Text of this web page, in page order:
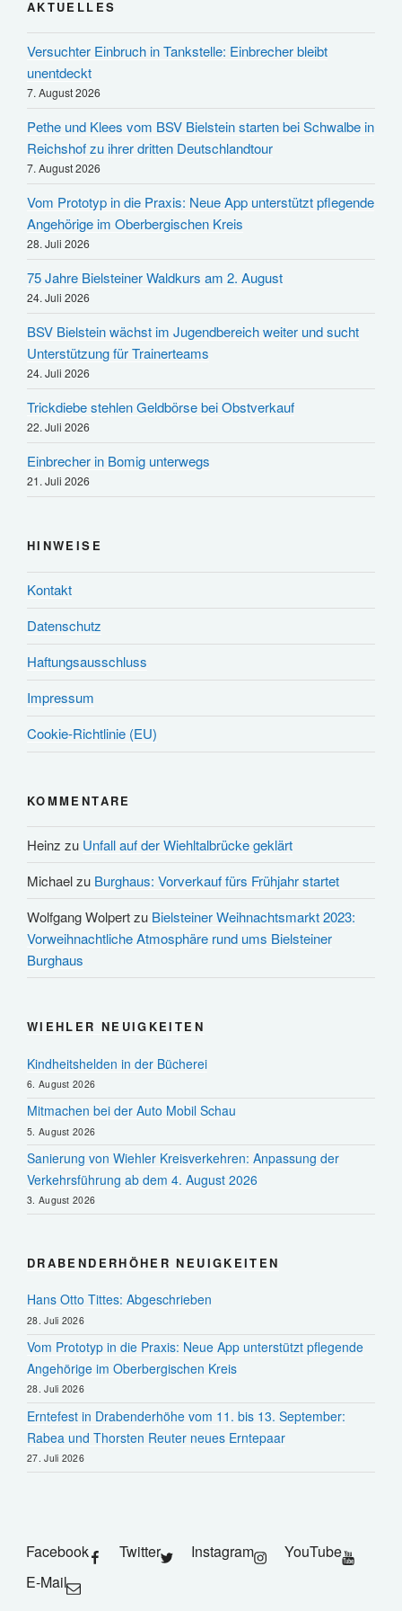
AKTUELLES
Versuchter Einbruch in Tankstelle: Einbrecher bleibt
unentdeckt
7. August 2026
Pethe und Klees vom BSV Bielstein starten bei Schwalbe in
Reichshof zu ihrer dritten Deutschlandtour
7. August 2026
Vom Prototyp in die Praxis: Neue App unterstützt pflegende
Angehörige im Oberbergischen Kreis
28. Juli 2026
75 Jahre Bielsteiner Waldkurs am 2. August
24. Juli 2026
BSV Bielstein wächst im Jugendbereich weiter und sucht
Unterstützung für Trainerteams
24. Juli 2026
Trickdiebe stehlen Geldbörse bei Obstverkauf
22. Juli 2026
Einbrecher in Bomig unterwegs
21. Juli 2026
HINWEISE
Kontakt
Datenschutz
Haftungsausschluss
Impressum
Cookie-Richtlinie (EU)
KOMMENTARE
Heinz zu Unfall auf der Wiehltalbrücke geklärt
Michaelzu Burghaus: Vorverkauf fürs Frühjahr startet
Wolfgang Wolpertzu Bielsteiner Weihnachtsmarkt 2023:
Vorweihnachtliche Atmosphäre rund ums Bielsteiner
Burghaus
WIEHLER NEUIGKEITEN
Kindheitshelden in der Bücherei
6. August 2026
Mitmachen bei der Auto Mobil Schau
5. August 2026
Sanierung von Wiehler Kreisverkehren: Anpassung der
Verkehrsführung ab dem 4. August 2026
3. August 2026
DRABENDERHÖHER NEUIGKEITEN
Hans Otto Tittes: Abgeschrieben
28. Juli 2026
Vom Prototyp in die Praxis: Neue App unterstützt pflegende
Angehörige im Oberbergischen Kreis
28. Juli 2026
Erntefest in Drabenderhöhe vom 11. bis 13. September:
Rabea und Thorsten Reuter neues Erntepaar
27. Juli 2026
Facebook Twitter Instagram
YouTube
E-Mail